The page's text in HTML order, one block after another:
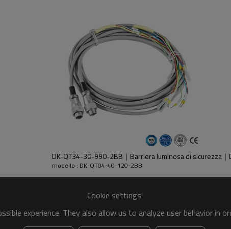
dell'emettitore e del ricevitore.
DK-QT34-30-990-2BB｜Barriera luminosa di sicurezza｜
modello : DK-QT04-40-120-2BB
Cookie settings
experience. They also allow us to analyze user behavior in